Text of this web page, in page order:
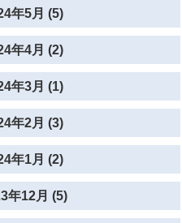
年5月 (5)
年4月 (2)
年3月 (1)
年2月 (3)
年1月 (2)
年12月 (5)